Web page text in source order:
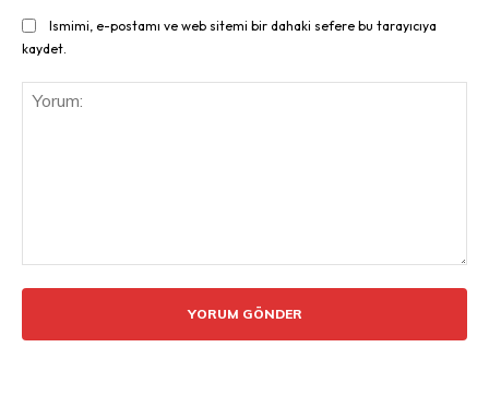
Ismimi, e-postamı ve web sitemi bir dahaki sefere bu tarayıcıya
kaydet.